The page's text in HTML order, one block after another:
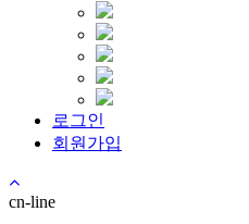
로그인
회원가입
cn-line